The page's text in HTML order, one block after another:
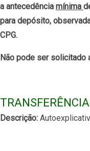
a antecedência mínima
para depósito,
CPG.
Não pode ser solicitado
Descrição: